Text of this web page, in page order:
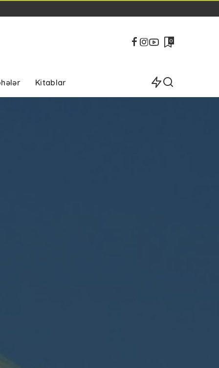
0
Kitablar